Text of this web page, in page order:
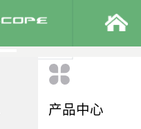
产品中心